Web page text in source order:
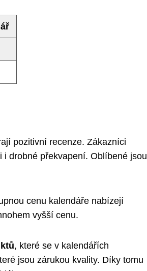
pozitivní recenze. Zákazníci
i drobné překvapení. Oblíbené jsou
cenu kalendáře nabízejí
vyšší cenu.
, které se v kalendářích
jsou zárukou kvality. Díky tomu